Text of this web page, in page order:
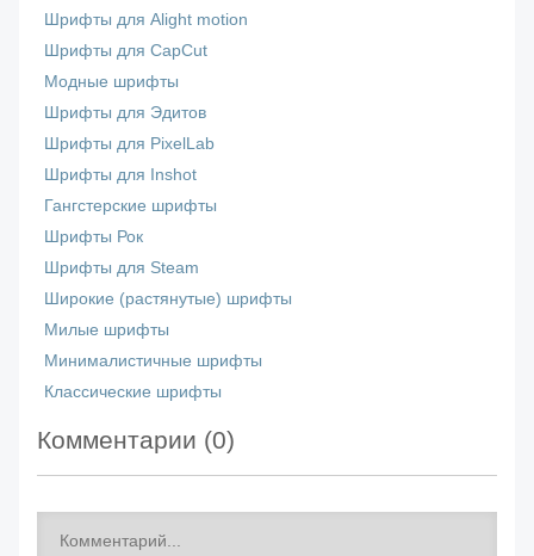
Шрифты для Alight motion
Шрифты для CapCut
Модные шрифты
Шрифты для Эдитов
Шрифты для PixelLab
Шрифты для Inshot
Гангстерские шрифты
Шрифты Рок
Шрифты для Steam
Широкие (растянутые) шрифты
Милые шрифты
Минималистичные шрифты
Классические шрифты
Комментарии (0)